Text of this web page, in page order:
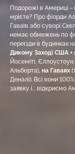
Подорожі в Америці -
мрієте? Про фіорди
Гаваїв або суворі
немає обмежень по
переїзди в будинках
Дикому Заході США +
Йосеміті,
Альберта), на Гаваях
Деналі). Всі вони
заявку і... відкриємо